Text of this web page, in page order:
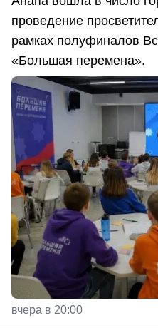
проведение
рамках полуфиналов
«Большая перемена».
вчера в 20:00